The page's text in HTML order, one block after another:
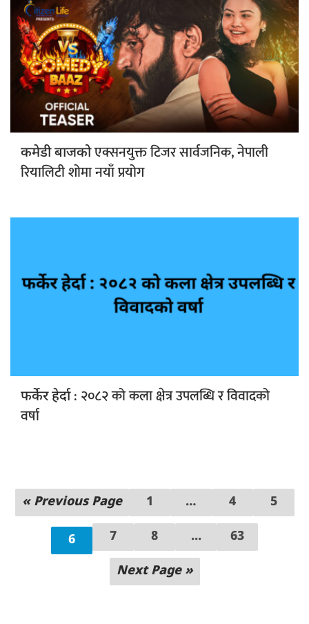
कमेडी बाजकोएक्सनयुक्त टिजर सार्वजनिक, नेपाली
रियालिटी शोमा नयाँ प्रयोग
फर्केर हेर्दा: २०८२ को कला क्षेत्र उपलब्धि र विवादको
वर्षा
« Previous Page 1 … 4 5
6 7 8 ... 63
Next Page »